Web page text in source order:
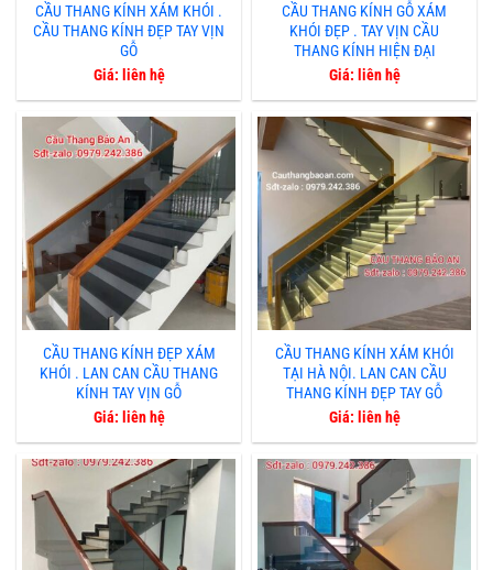
CẦU THANG KÍNH XÁM KHÓI .
CẦU THANG KÍNH ĐẸP TAY VỊN
GỖ
Giá: liên hệ
CẦU THANG KÍNH GỖ XÁM
KHÓI ĐẸP . TAY VỊN CẦU
THANG KÍNH HIỆN ĐẠI
Giá: liên hệ
CẦU THANG KÍNH ĐẸP XÁM
KHÓI . LAN CAN CẦU THANG
KÍNH TAY VỊN GỖ
Giá: liên hệ
CẦU THANG KÍNH XÁM KHÓI
TẠI HÀ NỘI. LAN CAN CẦU
THANG KÍNH ĐẸP TAY GỖ
Giá: liên hệ